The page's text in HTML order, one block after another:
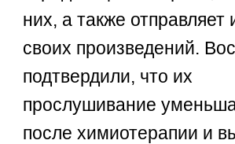
них, а также отправляет
своих произведений.
подтвердили, что их
прослушивание
после химиотерапии и